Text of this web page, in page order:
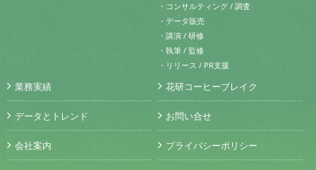
・コンサルティング / 調査
・データ販売
・講演 / 研修
・執筆 / 監修
・リリース / PR支援
業務実績
データとトレンド
会社案内
花研コーヒーブレイク
お問い合せ
プライバシーポリシー